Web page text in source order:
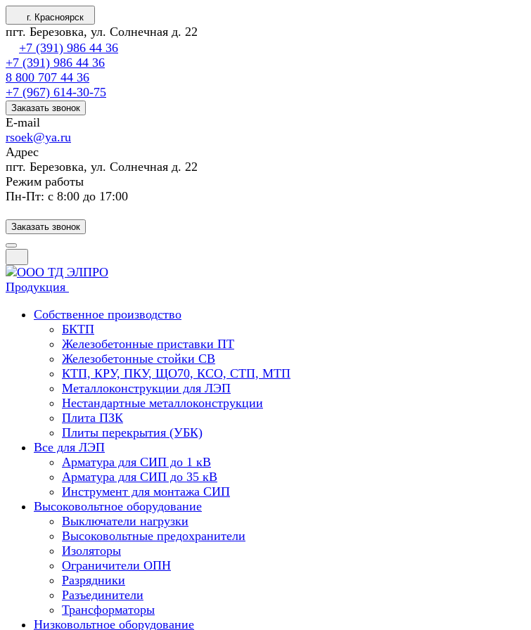
г. Красноярск
пгт. Березовка, ул. Солнечная д. 22
+7 (391) 986 44 36
+7 (391) 986 44 36
8 800 707 44 36
+7 (967) 614-30-75
Заказать звонок
E-mail
rsoek@ya.ru
Адрес
пгт. Березовка, ул. Солнечная д. 22
Режим работы
Пн-Пт: с 8:00 до 17:00
Заказать звонок
Продукция
Собственное производство
БКТП
Железобетонные приставки ПТ
Железобетонные стойки СВ
КТП, КРУ, ПКУ, ЩО70, КСО, СТП, МТП
Металлоконструкции для ЛЭП
Нестандартные металлоконструкции
Плита ПЗК
Плиты перекрытия (УБК)
Все для ЛЭП
Арматура для СИП до 1 кВ
Арматура для СИП до 35 кВ
Инструмент для монтажа СИП
Высоковольтное оборудование
Выключатели нагрузки
Высоковольтные предохранители
Изоляторы
Ограничители ОПН
Разрядники
Разъединители
Трансформаторы
Низковольтное оборудование